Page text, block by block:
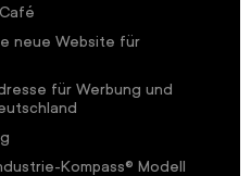
neue Website für
für Werbung und
Kompass® Modell